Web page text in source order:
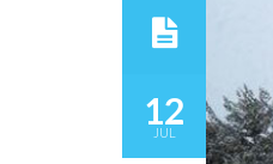
12
JUL